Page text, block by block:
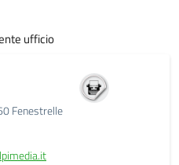
ufficio
Fenestrelle